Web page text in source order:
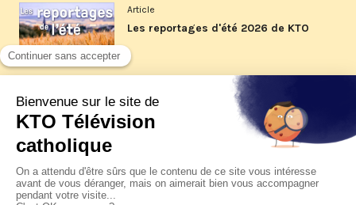
Article
Les reportages d'été 2026 de KTO
La visite pastorale du pape Léon
XIV à Assise à suivre sur KTO le
jeudi 6 août
Le pape en Uruguay, Argentine et
Pérou du 6 au 17 novembre 2026